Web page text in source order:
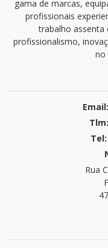
gama de marcas,
profissionais
trabalho assenta
profissionalismo,
no
Email:
Tlm:
Tel:
Rua